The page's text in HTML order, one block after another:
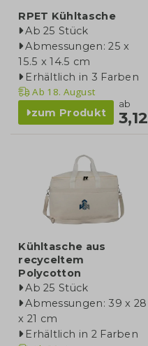
RPET Kühltasche
Ab 25 Stück
Abmessungen: 25 x
15.5 x 14.5 cm
Erhältlich in 3 Farben
Ab 18. August
zum Produkt
ab
3,12
Kühltasche aus
recyceltem
Polycotton
Ab 25 Stück
Abmessungen: 39 x 28
x 21 cm
Erhältlich in 2 Farben